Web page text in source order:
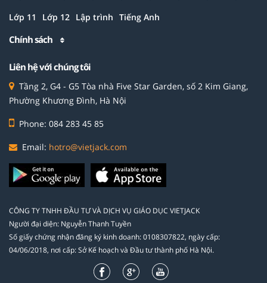
Lớp 11 Lớp 12 Lập trình Tiếng Anh
Chính sách
Liên hệ với chúng tôi
Tầng 2, G4 - G5 Tòa nhà Five Star Garden, số 2 Kim Giang,
Phường Khương Đình, Hà Nội
Phone: 084 283 45 85
Email: hotro@vietjack.com
CÔNG TY TNHH ĐẦU TƯ VÀ DỊCH VỤ GIÁO DỤC VIETJACK
Người đại diện: Nguyễn Thanh Tuyền
Số giấy chứng nhận đăng ký kinh doanh: 0108307822, ngày cấp:
04/06/2018, nơi cấp: Sở Kế hoạch và Đầu tư thành phố Hà Nội.